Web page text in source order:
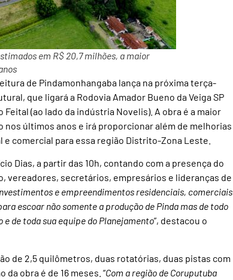
em R$ 20,7 milhões, a maior
de Pindamonhangaba lança na próxima terça-
que ligará a Rodovia Amador Bueno da Veiga SP
(ao lado da indústria Novelis). A obra é a maior
últimos anos e irá proporcionar além de melhorias
comercial para essa região Distrito-Zona Leste.
Dias, a partir das 10h, contando com a presença do
vereadores, secretários, empresários e lideranças de
e empreendimentos residenciais, comerciais
escoar não somente a produção de Pinda mas de todo
de toda sua equipe do Planejamento”, destacou o
de 2,5 quilômetros, duas rotatórias, duas pistas com
obra é de 16 meses. “Com a região de Coruputuba